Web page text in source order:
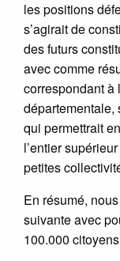
les positions
s’agirait de
des futurs
avec comme
correspondant à
départementale,
qui permettrait
l’entier
petites
En résumé,
suivante avec
100.000